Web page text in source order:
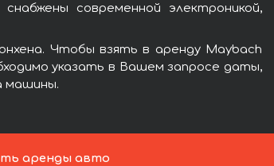
современной электроникой,
Чтобы взять в аренду Maybach
указать в Вашем запросе даты,
машины.
аренды авто